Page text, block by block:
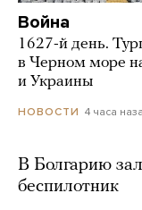
Война
1627-й день.
в Черном море
и Украины
НОВОСТИ 4 часа
В Болгарию
беспилотник